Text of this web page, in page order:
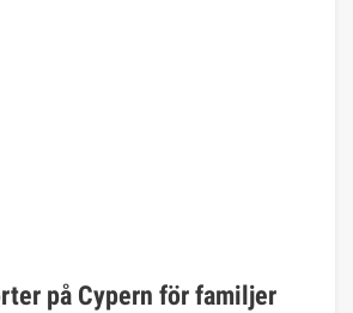
på Cypern för familjer